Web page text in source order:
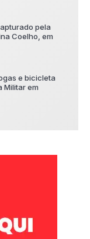
pela
Coelho, em
e bicicleta
Militar em